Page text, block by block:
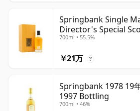
Springbank Single
Director's Special
700ml • 55.5%
￥21万 ?
Springbank 1978 19
1997 Bottling
700ml • 46%